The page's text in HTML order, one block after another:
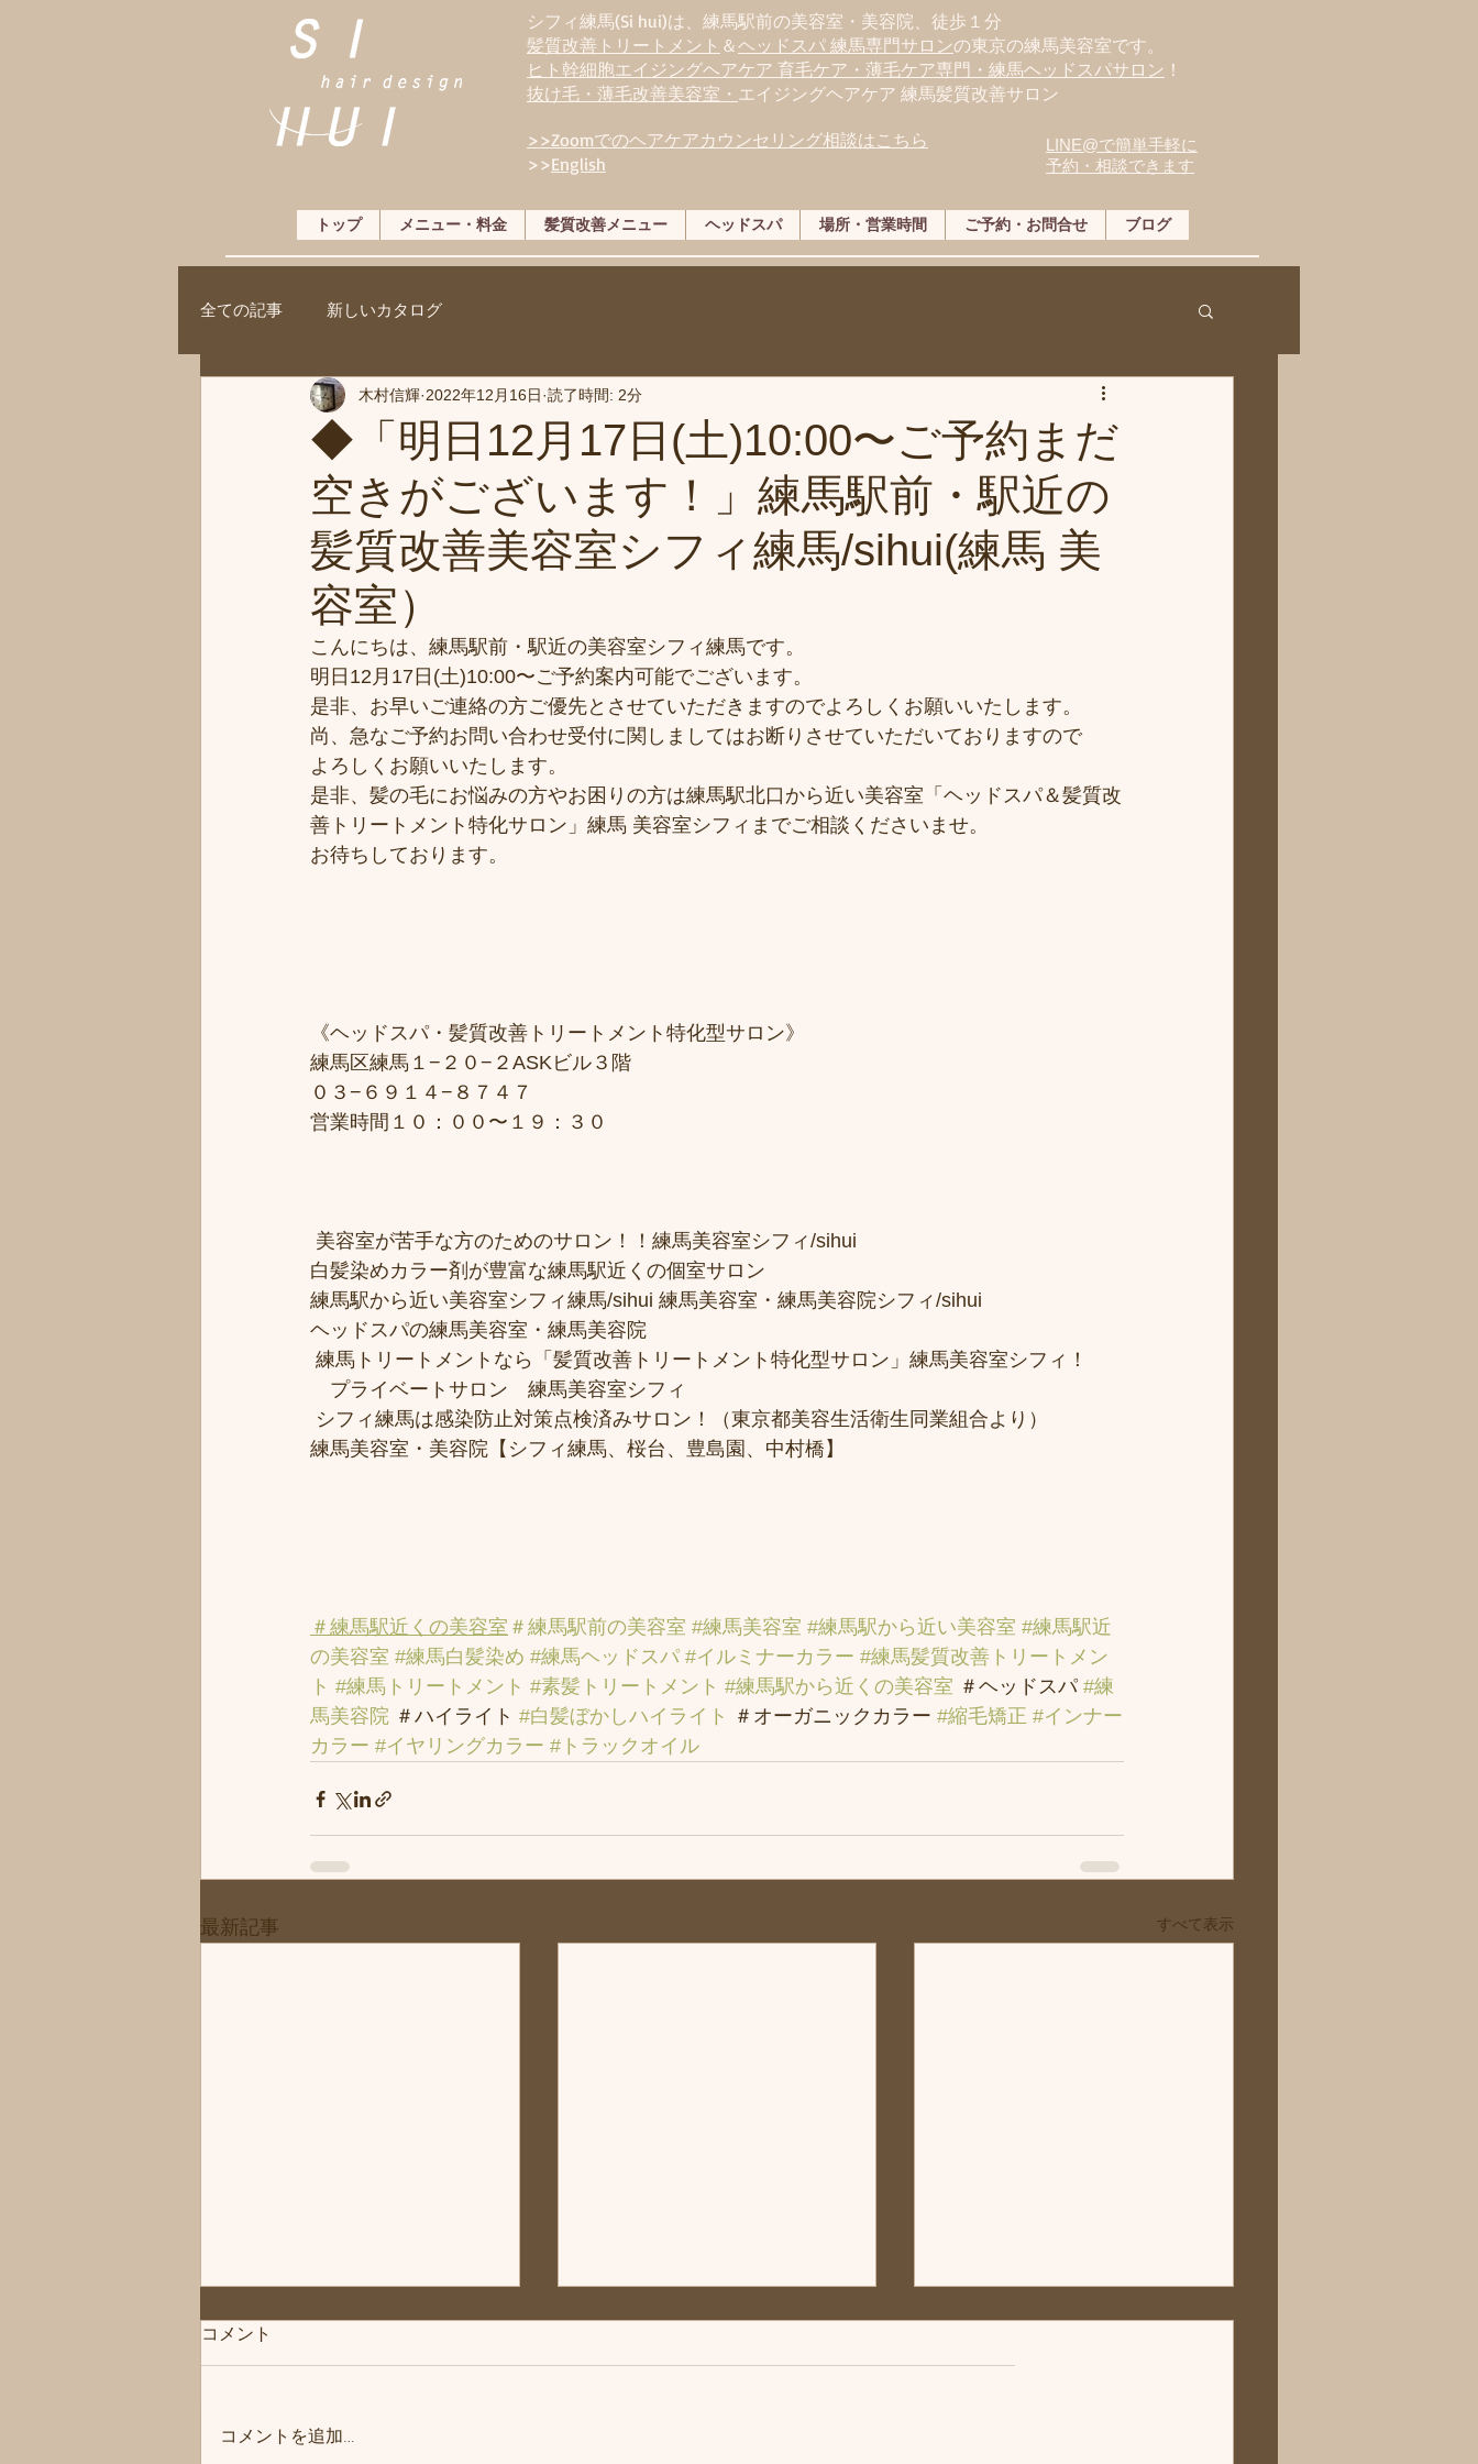
シフィ練馬(Si hui)は、 練馬駅前の美容室・美容院、徒歩１分
髪質改善トリートメント ＆ヘッドスパ 練馬専門サロンの東京の練馬美容室です。
ヒト幹細胞エイジングヘアケア 育毛ケア・薄毛ケア専門・練馬ヘッドスパサロン ！
抜け毛・薄毛改善美容室・ エイジングヘアケア 練馬髪質改善サロン
>>Zoomでのヘアケアカウンセリング相談はこちら
>>English
LINE@で簡単手軽に
予約・相談できます
トップ メニュー・料金 髪質改善メニュー ヘッドスパ 場所・営業時間 ご予約・お問合せ ブログ
全ての記事 新しいカタログ
◆「明日12月17日(土)10:00〜ご予約まだ
空きがございます！」練馬駅前・駅近の
髪質改善美容室シフィ練馬/sihui(練馬 美
容室）
木村信輝 2022年12月16日 読了時間: 2分
こんにちは、練馬駅前・駅近の美容室シフィ練馬です。
明日12月17日(土)10:00〜ご予約案内可能でございます。
是非、お早いご連絡の方ご優先とさせていただきますのでよろしくお願いいたします。
尚、急なご予約お問い合わせ受付に関しましてはお断りさせていただいておりますので
よろしくお願いいたします。
是非、髪の毛にお悩みの方やお困りの方は練馬駅北口から近い美容室「ヘッドスパ＆髪質改
善トリートメント特化サロン」練馬 美容室シフィまでご相談くださいませ。
お待ちしております。
《ヘッドスパ・髪質改善トリートメント特化型サロン》
練馬区練馬１−２０−２ASKビル３階
０３−６９１４−８７４７
営業時間１０：００〜１９：３０
美容室が苦手な方のためのサロン！！練馬美容室シフィ/sihui
白髪染めカラー剤が豊富な練馬駅近くの個室サロン
練馬駅から近い美容室シフィ練馬/sihui 練馬美容室・練馬美容院シフィ/sihui
ヘッドスパの練馬美容室・練馬美容院
練馬トリートメントなら「髪質改善トリートメント特化型サロン」練馬美容室シフィ！
プライベートサロン　練馬美容室シフィ
シフィ練馬は感染防止対策点検済みサロン！（東京都美容生活衛生同業組合より）
練馬美容室・美容院【シフィ練馬、桜台、豊島園、中村橋】
＃練馬駅近くの美容室 ＃練馬駅前の美容室 #練馬美容室 #練馬駅から近い美容室 #練馬駅近
の美容室 #練馬白髪染め #練馬ヘッドスパ #イルミナーカラー #練馬髪質改善トリートメン
ト #練馬トリートメント #素髪トリートメント #練馬駅から近くの美容室 ＃ヘッドスパ #練
馬美容院 ＃ハイライト #白髪ぼかしハイライト ＃オーガニックカラー #縮毛矯正 #インナー
カラー #イヤリングカラー #トラックオイル
最新記事 すべて表示
コメント
コメントを追加…